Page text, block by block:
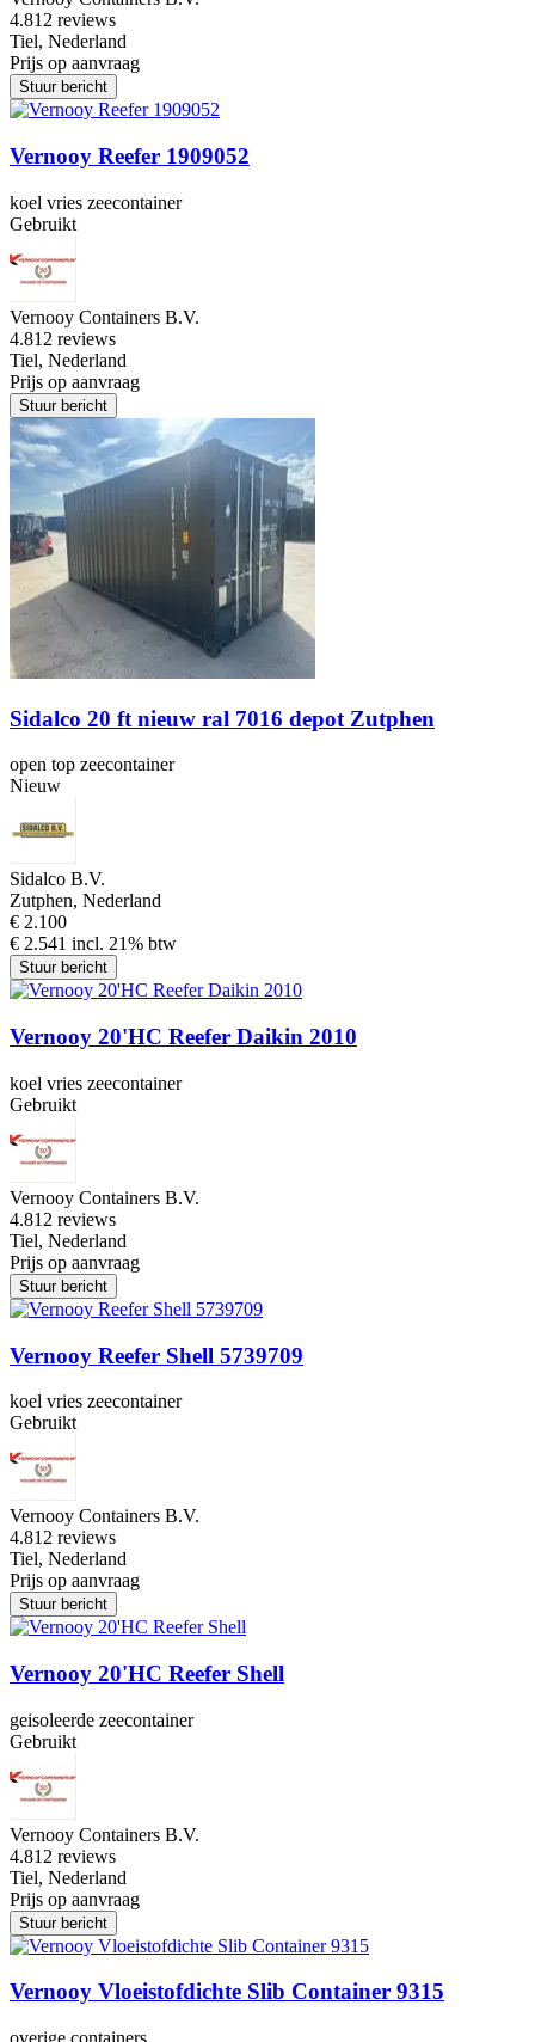
4.812 reviews
Tiel, Nederland
Prijs op aanvraag
Stuur bericht
Vernooy Reefer 1909052
koel vries zeecontainer
Gebruikt
Vernooy Containers B.V.
4.812 reviews
Tiel, Nederland
Prijs op aanvraag
Stuur bericht
Sidalco 20 ft nieuw ral 7016 depot Zutphen
open top zeecontainer
Nieuw
Sidalco B.V.
Zutphen, Nederland
€ 2.100
€ 2.541 incl. 21% btw
Stuur bericht
Vernooy 20'HC Reefer Daikin 2010
koel vries zeecontainer
Gebruikt
Vernooy Containers B.V.
4.812 reviews
Tiel, Nederland
Prijs op aanvraag
Stuur bericht
Vernooy Reefer Shell 5739709
koel vries zeecontainer
Gebruikt
Vernooy Containers B.V.
4.812 reviews
Tiel, Nederland
Prijs op aanvraag
Stuur bericht
Vernooy 20'HC Reefer Shell
geisoleerde zeecontainer
Gebruikt
Vernooy Containers B.V.
4.812 reviews
Tiel, Nederland
Prijs op aanvraag
Stuur bericht
Vernooy Vloeistofdichte Slib Container 9315
overige containers